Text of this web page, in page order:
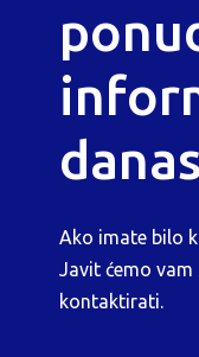
Ako imate bilo
Javit ćemo vam
kontaktirati.